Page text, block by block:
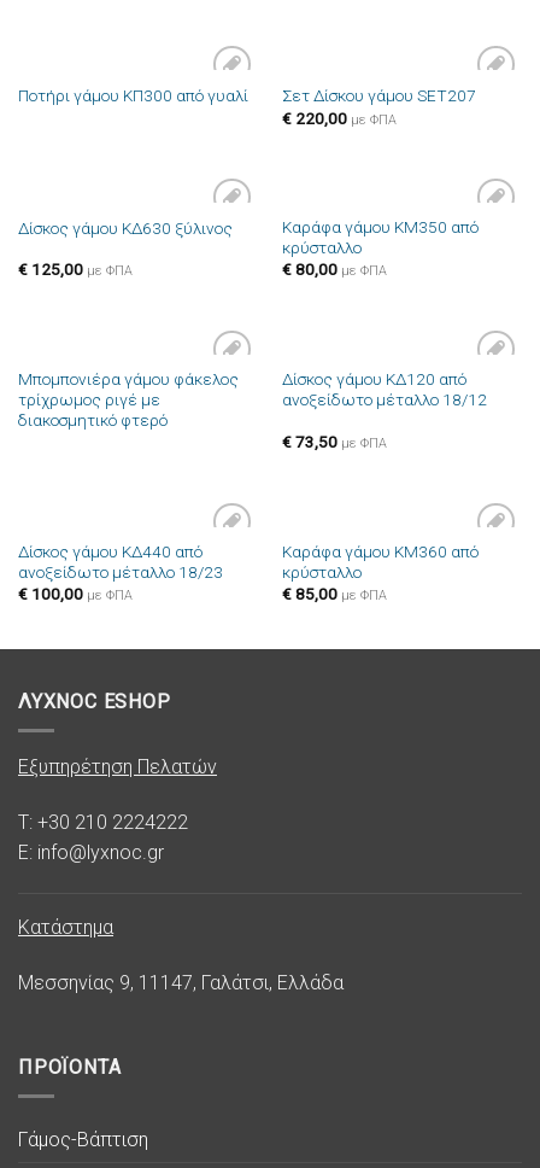
Πρόσθήκη
Ποτήρι γάμου ΚΠ300 από γυαλί
Πρόσθήκη
Σετ Δίσκου γάμου SET207
€220,00 με ΦΠΑ
Πρόσθήκη
Δίσκος γάμου ΚΔ630 ξύλινος
€125,00 με ΦΠΑ
Πρόσθήκη
Καράφα γάμου ΚΜ350 από
κρύσταλλο
€80,00 με ΦΠΑ
Πρόσθήκη
Μπομπονιέρα γάμου φάκελος
τρίχρωμος ριγέ με
διακοσμητικό φτερό
Πρόσθήκη
στην λίστα
Δίσκος γάμου ΚΔ120 από
ανοξείδωτο μέταλλο 18/12
€73,50 με ΦΠΑ
Πρόσθήκη
στην λίστα
Δίσκος γάμου ΚΔ440 από
ανοξείδωτο μέταλλο 18/23
€100,00 με ΦΠΑ
Πρόσθήκη
Καράφα γάμου ΚΜ360 από
κρύσταλλο
€85,00 με ΦΠΑ
ΛΥΧΝΟC ESHOP
Εξυπηρέτηση Πελατών
T: +30 210 2224222
E: info@lyxnoc.gr
Κατάστημα
Μεσσηνίας 9, 11147, Γαλάτσι, Ελλάδα
ΠΡΟΪΟΝΤΑ
Γάμος-Βάπτιση